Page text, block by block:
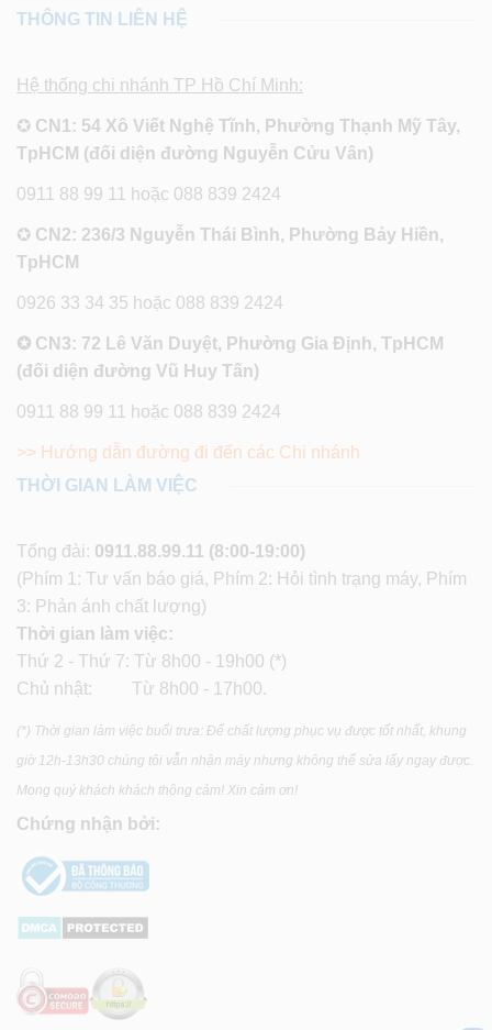
THÔNG TIN LIÊN HỆ
Hệ thống chi nhánh TP Hồ Chí Minh:
✪ CN1: 54 Xô Viết Nghệ Tĩnh, Phường Thạnh Mỹ Tây,
TpHCM (đối diện đường Nguyễn Cửu Vân)
0911 88 99 11 hoặc 088 839 2424
✪ CN2: 236/3 Nguyễn Thái Bình, Phường Bảy Hiền,
TpHCM
0926 33 34 35 hoặc 088 839 2424
✪ CN3: 72 Lê Văn Duyệt, Phường Gia Định, TpHCM
(đối diện đường Vũ Huy Tấn)
0911 88 99 11 hoặc 088 839 2424
>> Hướng dẫn đường đi đến các Chi nhánh
THỜI GIAN LÀM VIỆC
Tổng đài: 0911.88.99.11 (8:00-19:00)
(Phím 1: Tư vấn báo giá, Phím 2: Hỏi tình trạng máy, Phím
3: Phản ánh chất lượng)
Thời gian làm việc:
Thứ 2 - Thứ 7: Từ 8h00 - 19h00 (*)
Chủ nhật: Từ 8h00 - 17h00.
(*) Thời gian làm việc buổi trưa: Để chất lượng phục vụ được tốt nhất, khung
giờ 12h-13h30 chúng tôi vẫn nhận máy nhưng không thể sửa lấy ngay được.
Mong quý khách khách thông cảm! Xin cảm ơn!
Chứng nhận bởi: